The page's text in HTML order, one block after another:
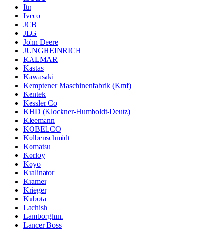
Itn
Iveco
JCB
JLG
John Deere
JUNGHEINRICH
KALMAR
Kastas
Kawasaki
Kemptener Maschinenfabrik (Kmf)
Kentek
Kessler Co
KHD (Klockner-Humboldt-Deutz)
Kleemann
KOBELCO
Kolbenschmidt
Komatsu
Korloy
Koyo
Kralinator
Kramer
Krieger
Kubota
Lachish
Lamborghini
Lancer Boss